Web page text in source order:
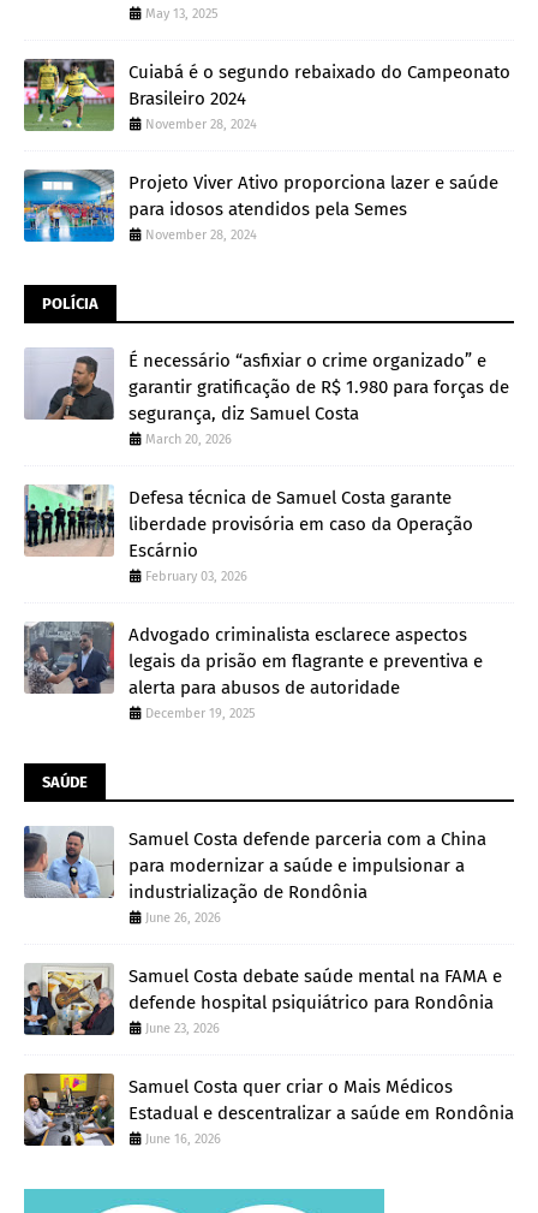
May 13, 2025
Cuiabá é o segundo rebaixado do Campeonato
Brasileiro 2024
November 28, 2024
Projeto Viver Ativo proporciona lazer e saúde
para idosos atendidos pela Semes
November 28, 2024
POLÍCIA
É necessário “asfixiar o crime organizado” e
garantir gratificação de R$ 1.980 para forças de
segurança, diz Samuel Costa
March 20, 2026
Defesa técnica de Samuel Costa garante
liberdade provisória em caso da Operação
Escárnio
February 03, 2026
Advogado criminalista esclarece aspectos
legais da prisão em flagrante e preventiva e
alerta para abusos de autoridade
December 19, 2025
SAÚDE
Samuel Costa defende parceria com a China
para modernizar a saúde e impulsionar a
industrialização de Rondônia
June 26, 2026
Samuel Costa debate saúde mental na FAMA e
defende hospital psiquiátrico para Rondônia
June 23, 2026
Samuel Costa quer criar o Mais Médicos
Estadual e descentralizar a saúde em Rondônia
June 16, 2026